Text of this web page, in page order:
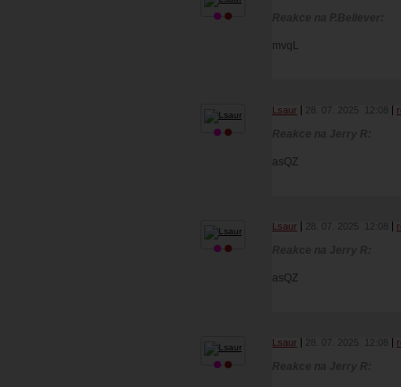
mvqL
Lsaur 28. 07. 2025 12:08
asQZ
Lsaur 28. 07. 2025 12:08
asQZ
Lsaur 28. 07. 2025 12:08